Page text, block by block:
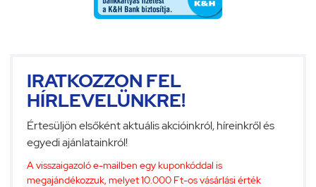
IRATKOZZON FEL
HÍRLEVELÜNKRE!
Értesüljön elsőként aktuális akcióinkról, híreinkről és
egyedi ajánlatainkról!
A visszaigazoló e-mailben egy kuponkóddal is
megajándékozzuk, melyet 10.000 Ft-os vásárlási érték